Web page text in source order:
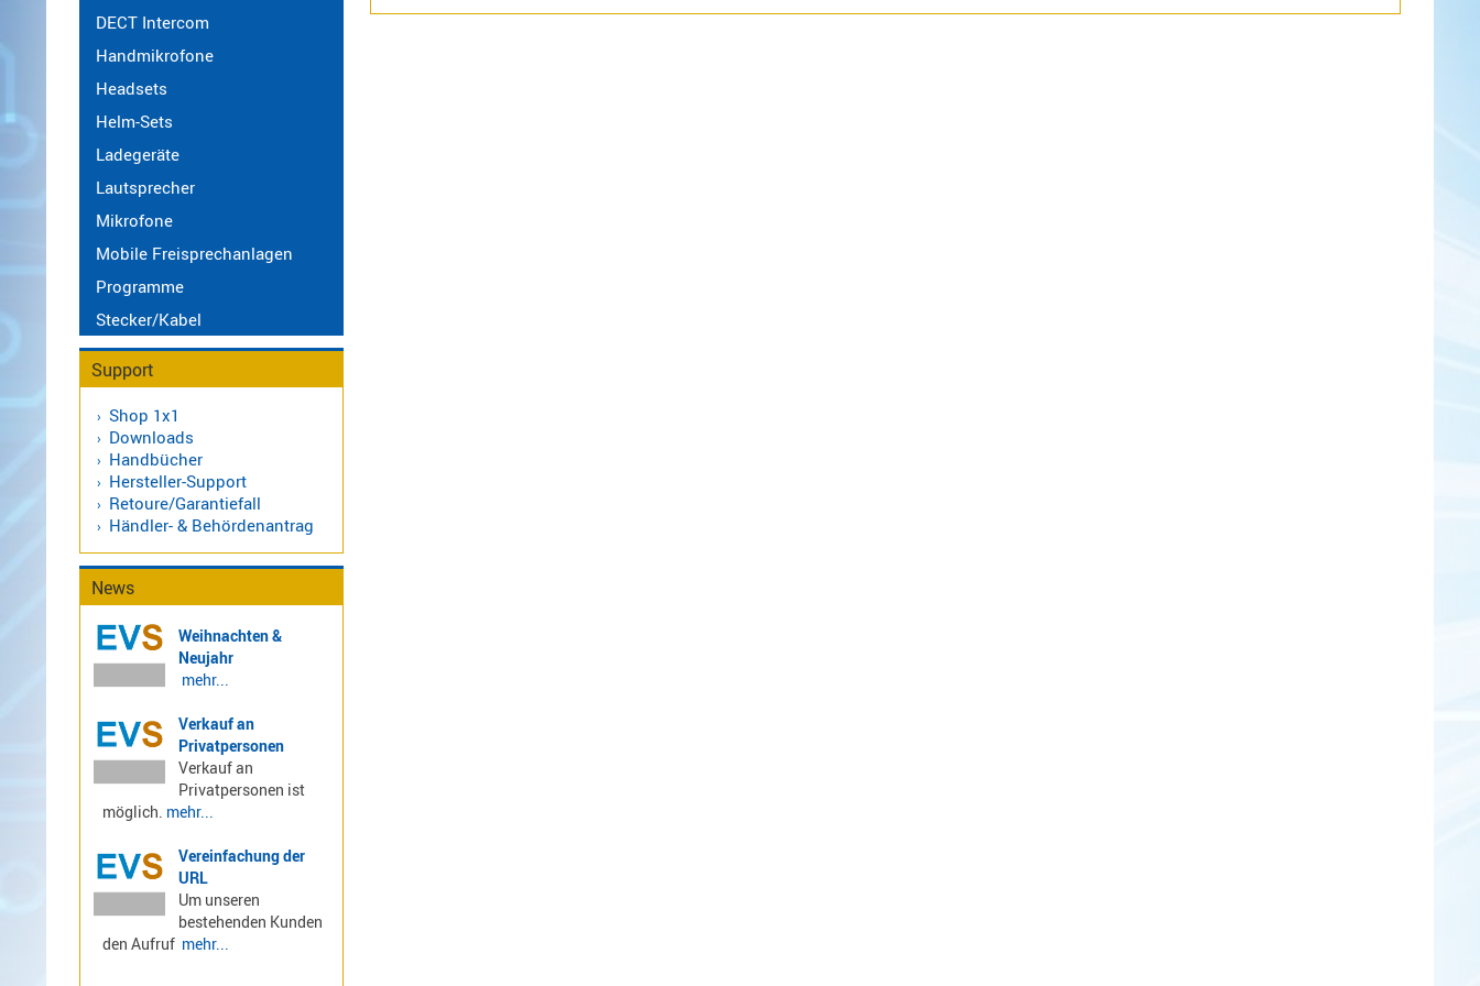
Sonstige
Antennen
Antennen
Scanner
Antennen
Basisantennen
Duplexer
Triplexer
Weichen
UMTS,
Multiband
Nagoya
Zubehör
Kenwood
Standard
DECT Intercom
Handmikrofone
Headsets
Helm-Sets
Ladegeräte
Lautsprecher
Mikrofone
Mobile Freisprechanlagen
Programme
Stecker/Kabel
Support
Shop 1x1
Downloads
Handbücher
Hersteller-Support
Retoure/Garantiefall
Händler- & Behördenantrag
News
Weihnachten &
Neujahr
mehr...
Verkauf an
Privatpersonen
Verkauf an
Privatpersonen ist
möglich. mehr...
Vereinfachung der
URL
Um unseren
bestehenden Kunden
den Aufruf mehr...